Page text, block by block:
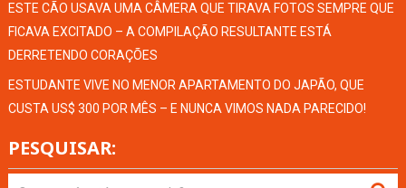
ESTE CÃO USAVA UMA CÂMERA QUE TIRAVA FOTOS SEMPRE QUE
FICAVA EXCITADO – A COMPILAÇÃO RESULTANTE ESTÁ
DERRETENDO CORAÇÕES
ESTUDANTE VIVE NO MENOR APARTAMENTO DO JAPÃO, QUE
CUSTA US$ 300 POR MÊS – E NUNCA VIMOS NADA PARECIDO!
PESQUISAR: